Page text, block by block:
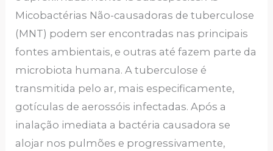
Micobactérias Não-causadoras de tuberculose
(MNT) podem ser encontradas nas principais
fontes ambientais, e outras até fazem parte da
microbiota humana. A tuberculose é
transmitida pelo ar, mais especificamente,
gotículas de aerossóis infectadas. Após a
inalação imediata a bactéria causadora se
alojar nos pulmões e progressivamente,